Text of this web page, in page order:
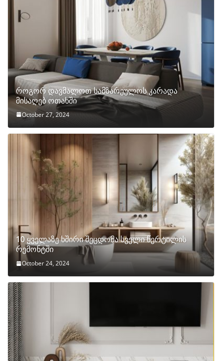
როგორ დავმალოთ სამზარეულოს კარადა
მისაღებ ოთახში
October 27, 2024
10 ყველაზე ხშირი შეცდომა სველი წერტილის
რემონტში
October 24, 2024